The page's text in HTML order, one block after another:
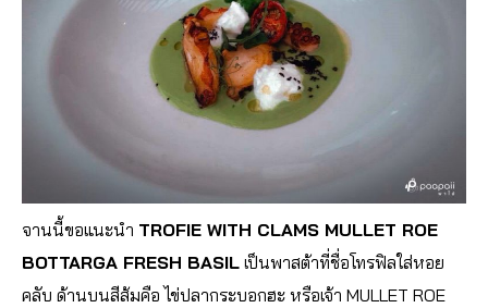
จานนี้ขอแนะนำ TROFIE WITH CLAMS MULLET ROE
BOTTARGA FRESH BASIL เป็นพาสต้าที่ชื่อโทรฟิลใส่หอย
คลับ ด้านบนสีส้มคือ ไข่ปลากระบอกฮะ หรือเจ้า MULLET ROE